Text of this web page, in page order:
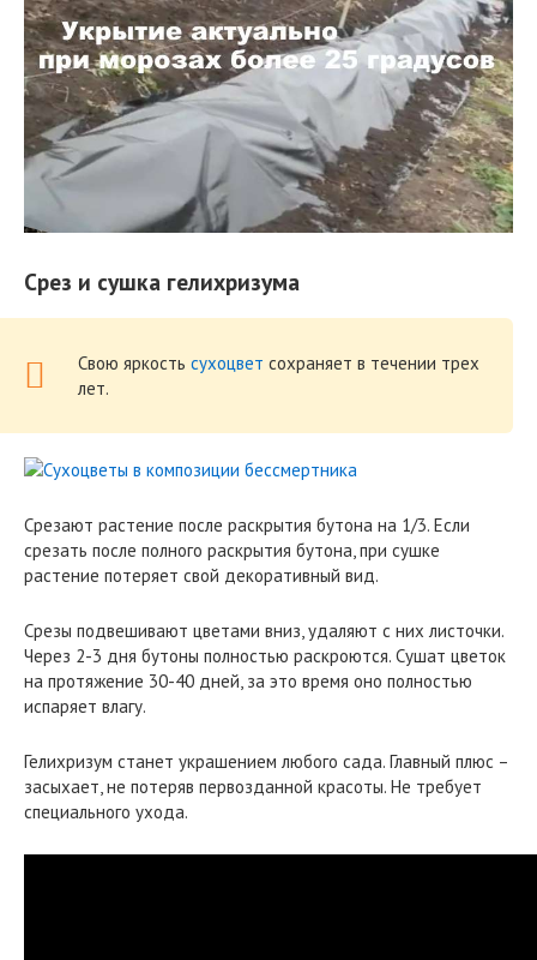
Срез и сушка гелихризума
Свою яркость сухоцвет сохраняет в течении трех
лет.
Срезают растение после раскрытия бутона на 1/3. Если
срезать после полного раскрытия бутона, при сушке
растение потеряет свой декоративный вид.
Срезы подвешивают цветами вниз, удаляют с них листочки.
Через 2-3 дня бутоны полностью раскроются. Сушат цветок
на протяжение 30-40 дней, за это время оно полностью
испаряет влагу.
Гелихризум станет украшением любого сада. Главный плюс –
засыхает, не потеряв первозданной красоты. Не требует
специального ухода.